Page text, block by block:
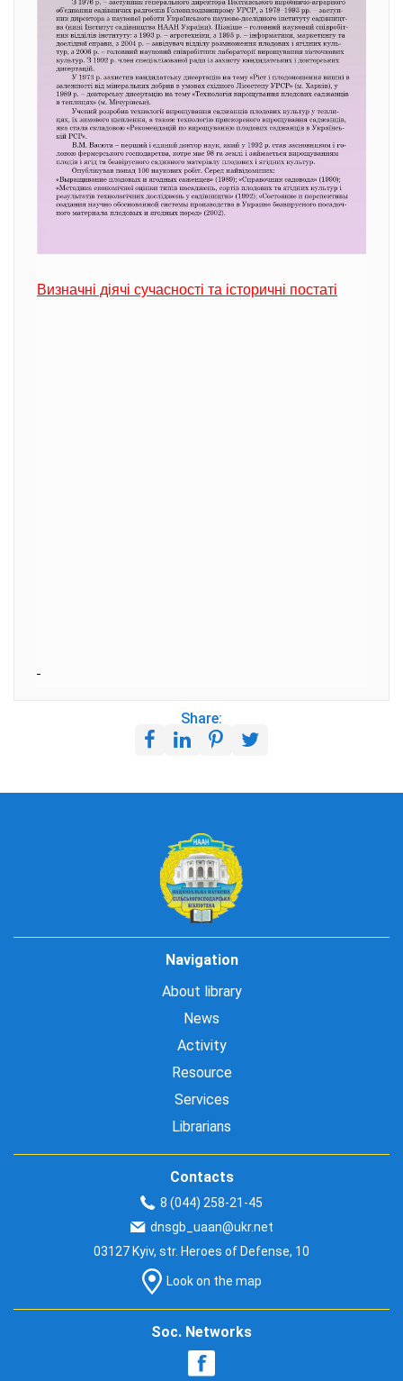
Визначні діячі сучасності та історичні постаті
Share:
Navigation
About library
News
Activity
Resource
Services
Librarians
Contacts
8 (044) 258-21-45
dnsgb_uaan@ukr.net
03127 Kyiv, str. Heroes of Defense, 10
Look on the map
Soc. Networks